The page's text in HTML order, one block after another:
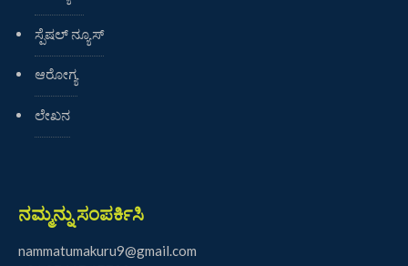
ಸ್ಪೆಷಲ್ ನ್ಯೂಸ್
ಆರೋಗ್ಯ
ಲೇಖನ
ನಮ್ಮನ್ನು ಸಂಪರ್ಕಿಸಿ
nammatumakuru9@gmail.com